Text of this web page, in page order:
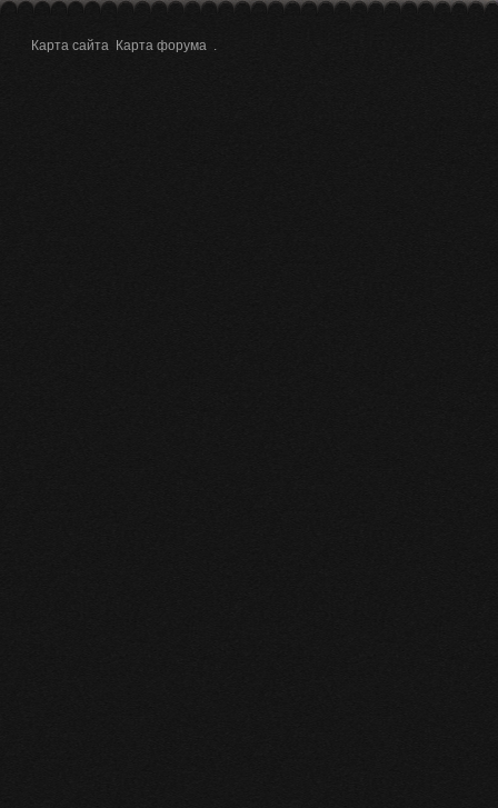
Карта сайта Карта форума .